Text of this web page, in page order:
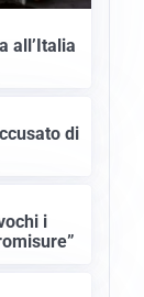
all’Italia
di
i